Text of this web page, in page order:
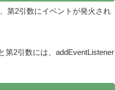
第2引数にイベントが発火され
第2引数には、addEventListener